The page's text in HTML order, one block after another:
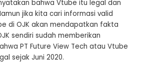
bahwa Vtube itu legal dan
jika kita cari informasi valid
di OJK akan mendapatkan fakta
sendiri sudah memberikan
PT Future View Tech atau Vtube
sejak Juni 2020.